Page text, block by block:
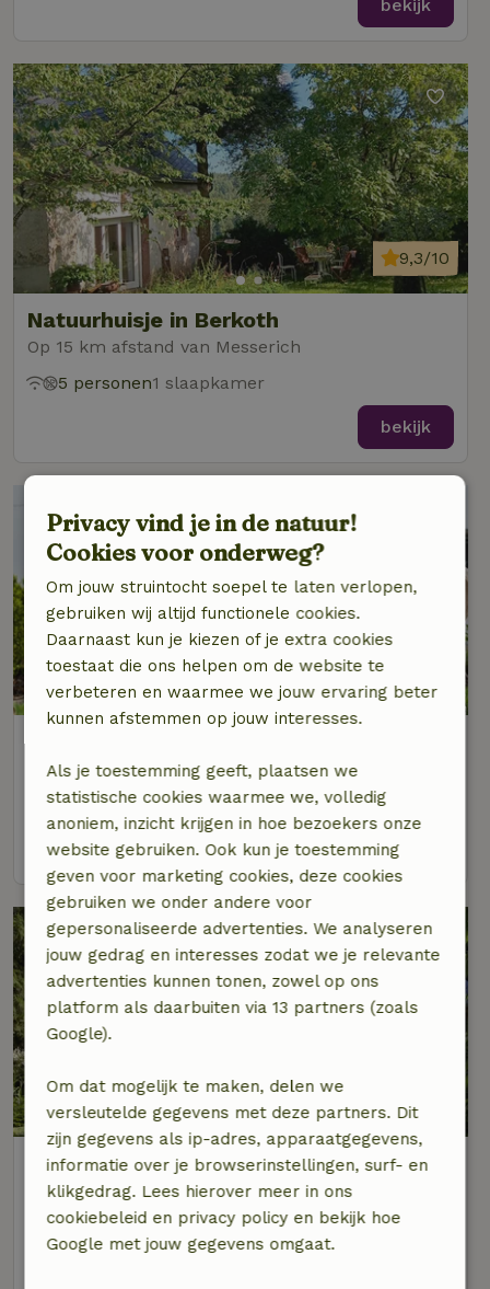
bekijk
Natuurhuisje in Berkoth
Op 15 km afstand van Messerich
9,3/10
5 personen1 slaapkamer
bekijk
Op 14 km afstand van Messerich
5 personen2 slaapkamers
bekijk
Natuurhuisje in Beaufort
Op 16 km afstand van Messerich
8,8/10
7 personen 4 slaapkamers
Privacy vind je in de natuur!
Cookies voor onderweg?
Om jouw struintocht soepel te laten verlopen,
gebruiken wij altijd functionele cookies.
Daarnaast kun je kiezen of je extra cookies
toestaat die ons helpen om de website te
verbeteren en waarmee we jouw ervaring beter
kunnen afstemmen op jouw interesses.
Als je toestemming geeft, plaatsen we
statistische cookies waarmee we, volledig
anoniem, inzicht krijgen in hoe bezoekers onze
website gebruiken. Ook kun je toestemming
geven voor marketing cookies, deze cookies
gebruiken we onder andere voor
gepersonaliseerde advertenties. We analyseren
jouw gedrag en interesses zodat we je relevante
advertenties kunnen tonen, zowel op ons
platform als daarbuiten via 13 partners (zoals
Google).
Om dat mogelijk te maken, delen we
versleutelde gegevens met deze partners. Dit
zijn gegevens als ip-adres, apparaatgegevens,
informatie over je browserinstellingen, surf- en
klikgedrag. Lees hierover meer in ons
cookiebeleid en privacy policy en bekijk hoe
Google met jouw gegevens omgaat.